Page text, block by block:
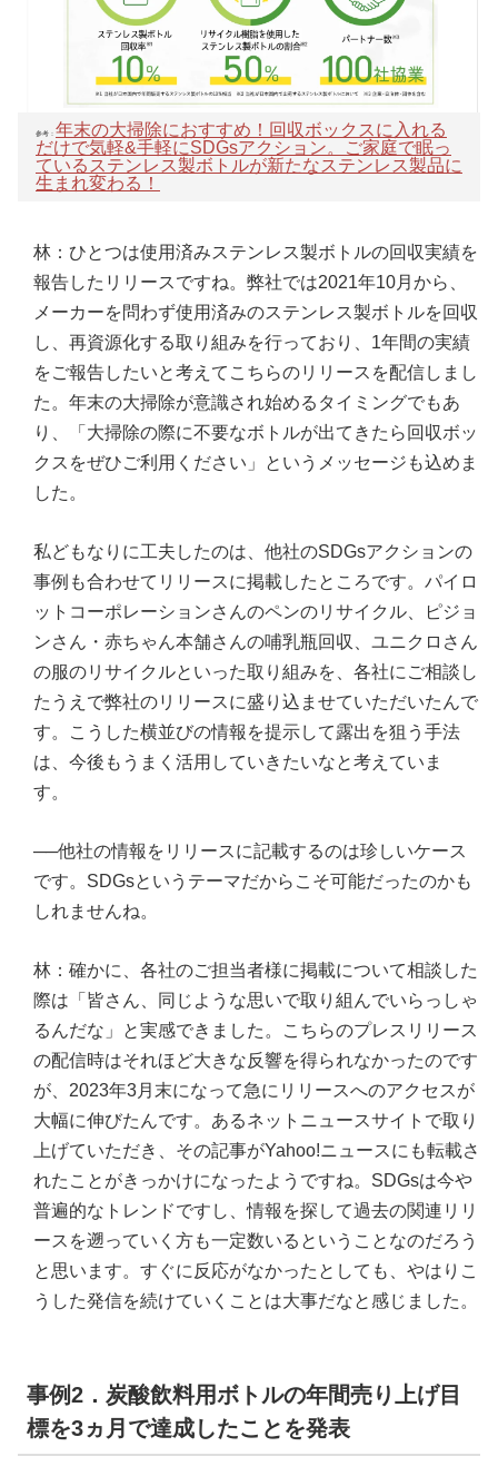
参考： 年末の大掃除におすすめ！回収ボックスに入れる
だけで気軽&手軽にSDGsアクション。ご家庭で眠っ
ているステンレス製ボトルが新たなステンレス製品に
生まれ変わる！
林：ひとつは使用済みステンレス製ボトルの回収実績を
報告したリリースですね。弊社では2021年10月から、
メーカーを問わず使用済みのステンレス製ボトルを回収
し、再資源化する取り組みを行っており、1年間の実績
をご報告したいと考えてこちらのリリースを配信しまし
た。年末の大掃除が意識され始めるタイミングでもあ
り、「大掃除の際に不要なボトルが出てきたら回収ボッ
クスをぜひご利用ください」というメッセージも込めま
した。
私どもなりに工夫したのは、他社のSDGsアクションの
事例も合わせてリリースに掲載したところです。パイロ
ットコーポレーションさんのペンのリサイクル、ピジョ
ンさん・赤ちゃん本舗さんの哺乳瓶回収、ユニクロさん
の服のリサイクルといった取り組みを、各社にご相談し
たうえで弊社のリリースに盛り込ませていただいたんで
す。こうした横並びの情報を提示して露出を狙う手法
は、今後もうまく活用していきたいなと考えていま
す。
──他社の情報をリリースに記載するのは珍しいケース
です。SDGsというテーマだからこそ可能だったのかも
しれませんね。
林：確かに、各社のご担当者様に掲載について相談した
際は「皆さん、同じような思いで取り組んでいらっしゃ
るんだな」と実感できました。こちらのプレスリリース
の配信時はそれほど大きな反響を得られなかったのです
が、2023年3月末になって急にリリースへのアクセスが
大幅に伸びたんです。あるネットニュースサイトで取り
上げていただき、その記事がYahoo!ニュースにも転載さ
れたことがきっかけになったようですね。SDGsは今や
普遍的なトレンドですし、情報を探して過去の関連リリ
ースを遡っていく方も一定数いるということなのだろう
と思います。すぐに反応がなかったとしても、やはりこ
うした発信を続けていくことは大事だなと感じました。
事例2．炭酸飲料用ボトルの年間売り上げ目
標を3ヵ月で達成したことを発表